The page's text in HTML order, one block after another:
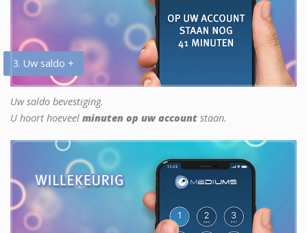
3. Uw saldo +
Uw saldo bevestiging.
U hoort hoeveel minuten op uw account staan.